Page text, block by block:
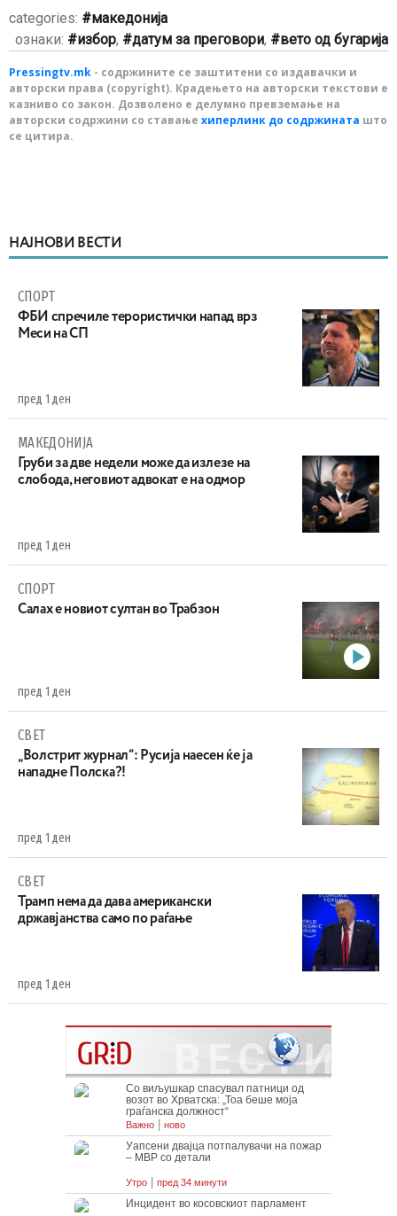
categories:
македонија
ознаки:
избор, датум за преговори, вето од бугарија
Pressingtv.mk - содржините се заштитени со издавачки и
авторски права (copyright). Крадењето на авторски текстови е
казниво со закон. Дозволено е делумно превземање на
авторски содржини со ставање хиперлинк до содржината што
се цитира.
НАЈНОВИ ВЕСТИ
СПОРТ
ФБИ спречиле терористички напад врз
Меси на СП
пред 1 ден
МАКЕДОНИЈА
Груби за две недели може да излезе на
слобода, неговиот адвокат е на одмор
пред 1 ден
СПОРТ
Салах е новиот султан во Трабзон
пред 1 ден
СВЕТ
„Волстрит журнал“: Русија наесен ќе ја
нападне Полска?!
пред 1 ден
СВЕТ
Трамп нема да дава американски
државјанства само по раѓање
пред 1 ден